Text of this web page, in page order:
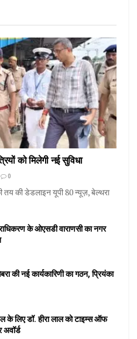
को मिलेगी नई सुविधा
0
तय की डेडलाइन यूपी 80 न्यूज़, बेल्थरा
के ओएसडी वाराणसी का नगर
की नई कार्यकारिणी का गठन, प्रियंका
के लिए डॉ. हीरा लाल को टाइम्स ऑफ
अवॉर्ड